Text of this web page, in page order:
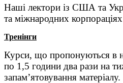
Наші лектори із США та
та міжнародних
Тренінги
Курси, що пропонуються в
по 1,5 години два рази на
запам’ятовування матеріалу.